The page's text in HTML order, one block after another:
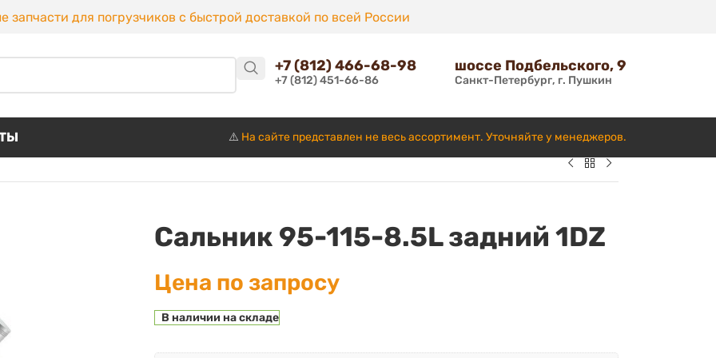
запчасти для погрузчиков с быстрой доставкой по всей России
+7 (812) 466-68-98
+7 (812) 451-66-86
шоссе Подбельского, 9
Санкт-Петербург, г. Пушкин
⚠️ На сайте представлен не весь ассортимент. Уточняйте у менеджеров.
Сальник 95-115-8.5L задний 1DZ
Цена по запросу
В наличии на складе